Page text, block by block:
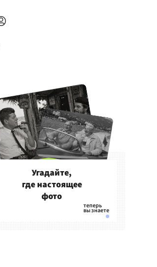
Угадайте,
где настоящее
фото